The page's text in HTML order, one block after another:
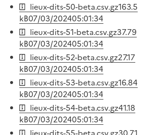
lieux-dits-50-beta.csv.gz163.5
kB07/03/202405:01:34
lieux-dits-51-beta.csv.gz37.79
kB07/03/202405:01:34
lieux-dits-52-beta.csv.gz27.17
kB07/03/202405:01:34
lieux-dits-53-beta.csv.gz16.84
kB07/03/202405:01:34
lieux-dits-54-beta.csv.gz41.18
kB07/03/202405:01:34